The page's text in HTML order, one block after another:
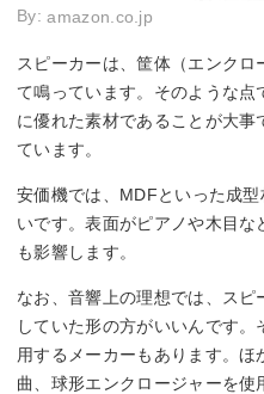
By:amazon.co.jp
スピーカーは、筐体（エンク
て鳴っています。そのような
に優れた素材であることが大
ています。
安価機では、MDFといった成
いです。表面がピアノや木目
も影響します。
なお、音響上の理想では、ス
していた形の方がいいんです
用するメーカーもあります。
曲、球形エンクロージャーを使